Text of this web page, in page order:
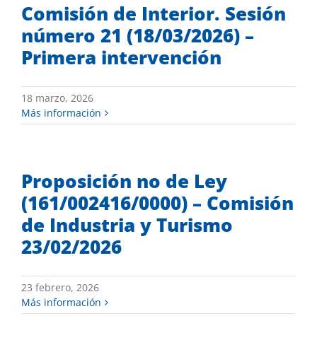
Comisión de Interior. Sesión
número 21 (18/03/2026) –
Primera intervención
18 marzo, 2026
Más información
Proposición no de Ley
(161/002416/0000) – Comisión
de Industria y Turismo
23/02/2026
23 febrero, 2026
Más información